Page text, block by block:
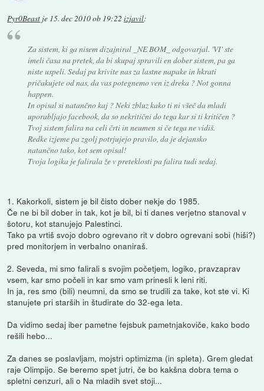
Pyr0Beast je 15. dec 2010 ob 19:22 izjavil:
Za sistem, ki ga nisem dizajniral _NE BOM_ odgovarjal. 'VI' ste
imeli časa na pretek, da bi skupaj spravili en dober sistem, pa ga
niste uspeli. Sedaj pa krivite nas za lastne napake in hkrati
pričakujete od nas, da vas potegnemo ven iz dreka ? Not gonna
happen.
In opisal si natančno kaj ? Neki zbluz kako ti ni všeč da mladi
uporabljajo facebook, da so nekritični do tega kar si ti kritičen ?
Tvoj sistem falira na celi črti in neumen si če tega ne vidiš.
Redke izjeme pa zgolj potrjujejo pravilo, da je dejansko
natančno tako, kot sem opisal!
Tvoja logika je falirala že v preteklosti pa falira tudi sedaj.
1. Kakorkoli, sistem je bil čisto dober nekje do 1985.
Če ne bi bil dober in tak, kot je bil, bi ti danes verjetno stanoval v
šotoru, kot stanujejo Palestinci.
Tako pa vrtiš svojo dobro ogrevano rit v dobro ogrevani sobi (hiši?)
pred monitorjem in verbalno onaniraš.
2. Seveda, mi smo falirali s svojim početjem, logiko, pravzaprav
vsem, kar smo počeli in kar smo vam prinesli k leni riti.
In ja, res smo (bili) neumni, da smo se trudili za take, kot ste vi. Ki
stanujete pri starših in študirate do 32-ega leta.
Da vidimo sedaj iber pametne fejsbuk pametnjakoviče, kako bodo
rešili hebo...
Za danes se poslavljam, mojstri optimizma (in spleta). Grem gledat
raje Olimpijo. Se beremo spet jutri, če bo kakšna dobra tema o
spletni cenzuri, ali o Na mladih svet stoji...